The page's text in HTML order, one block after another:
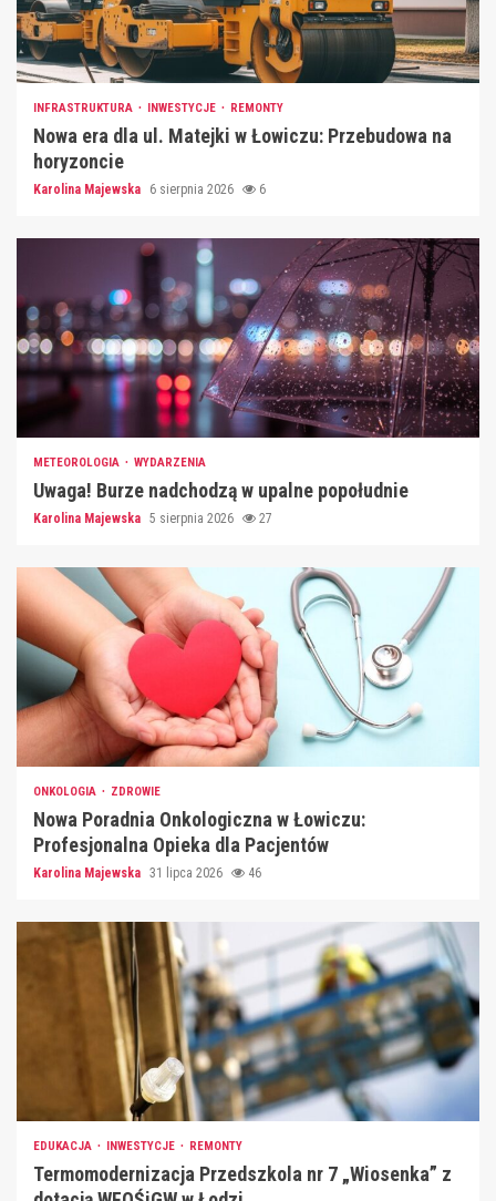
INFRASTRUKTURA INWESTYCJE REMONTY
Nowa era dla ul. Matejki w Łowiczu: Przebudowa na
horyzoncie
Karolina Majewska 6 sierpnia 2026 6
METEOROLOGIA WYDARZENIA
Uwaga! Burze nadchodzą w upalne popołudnie
Karolina Majewska 5 sierpnia 2026 27
ONKOLOGIA ZDROWIE
Nowa Poradnia Onkologiczna w Łowiczu:
Profesjonalna Opieka dla Pacjentów
Karolina Majewska 31 lipca 2026 46
EDUKACJA INWESTYCJE REMONTY
Termomodernizacja Przedszkola nr 7 „Wiosenka” z